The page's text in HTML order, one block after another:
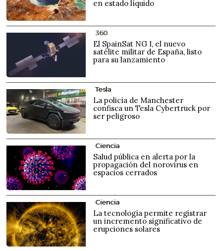
en estado líquido
360
El SpainSat NG I, el nuevo
satélite militar de España, listo
para su lanzamiento
Tesla
La policía de Manchester
confisca un Tesla Cybertruck por
ser peligroso
Ciencia
Salud pública en alerta por la
propagación del norovirus en
espacios cerrados
Ciencia
La tecnología permite registrar
un incremento significativo de
erupciones solares